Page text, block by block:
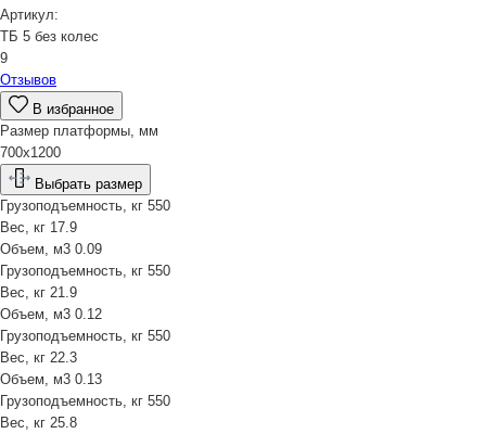
Артикул:
ТБ 5 без колес
9
Отзывов
В избранное
Размер платформы, мм
700х1200
Выбрать размер
Грузоподъемность, кг 550
Вес, кг 17.9
Объем, м3 0.09
Грузоподъемность, кг 550
Вес, кг 21.9
Объем, м3 0.12
Грузоподъемность, кг 550
Вес, кг 22.3
Объем, м3 0.13
Грузоподъемность, кг 550
Вес, кг 25.8